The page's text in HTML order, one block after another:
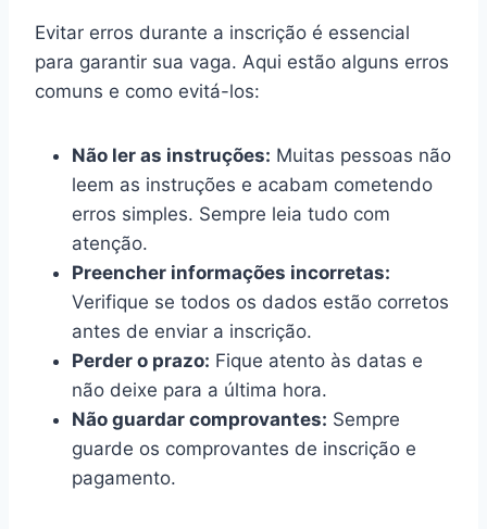
Evitar erros durante a inscrição é essencial
para garantir sua vaga. Aqui estão alguns erros
comuns e como evitá-los:
Não ler as instruções: Muitas pessoas não
leem as instruções e acabam cometendo
erros simples. Sempre leia tudo com
atenção.
Preencher informações incorretas:
Verifique se todos os dados estão corretos
antes de enviar a inscrição.
Perder o prazo: Fique atento às datas e
não deixe para a última hora.
Não guardar comprovantes: Sempre
guarde os comprovantes de inscrição e
pagamento.